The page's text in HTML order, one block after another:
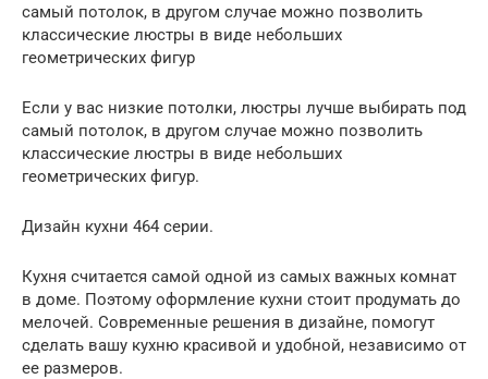
самый потолок, в другом случае можно позволить
классические люстры в виде небольших
геометрических фигур
Если у вас низкие потолки, люстры лучше выбирать под
самый потолок, в другом случае можно позволить
классические люстры в виде небольших
геометрических фигур.
Дизайн кухни 464 серии.
Кухня считается самой одной из самых важных комнат
в доме. Поэтому оформление кухни стоит продумать до
мелочей. Современные решения в дизайне, помогут
сделать вашу кухню красивой и удобной, независимо от
ее размеров.